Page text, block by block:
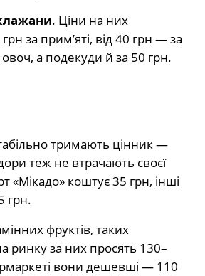
. Ціни на них
за прим’яті, від 40 грн — за
а подекуди й за 50 грн.
тримають цінник —
теж не втрачають своєї
«Мікадо» коштує 35 грн, інші
грн.
фруктів, таких
ринку за них просять 130–
вони дешевші — 110